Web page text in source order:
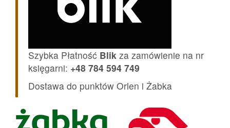
Szybka Płatność Blik za zamówienie na nr
księgarni: +48 784 594 749
Dostawa do punktów Orlen i Żabka